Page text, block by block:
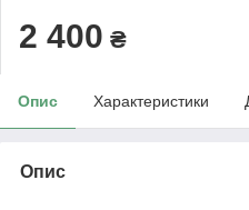
2 400 ₴
Опис Характеристики
Опис